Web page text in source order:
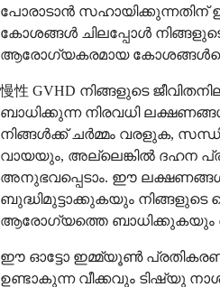
പോരാടാൻ സഹായിക്കുന്നതിന്
കോശങ്ങൾ ചിലപ്പോൾ
ആരോഗ്യകരമായ
慢性 GVHD നിങ്ങളുടെ
ബാധിക്കുന്ന നിരവധി
നിങ്ങൾക്ക് ചർമ്മം വരളുക,
വായയും, അല്ലെങ്കിൽ ദഹന
അനുഭവപ്പെടാം. ഈ
ബുദ്ധിമുട്ടാക്കുകയും നിങ്ങളുടെ
ആരോഗ്യത്തെ ബാധിക്കുകയും
ഈ ഓട്ടോ ഇമ്മ്യൂൺ
ഉണ്ടാകുന്ന വീക്കവും ടിഷ്യു